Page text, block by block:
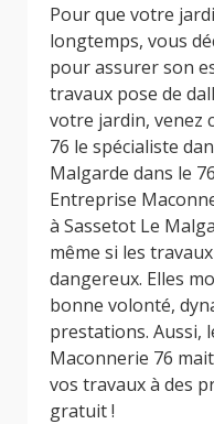
Pour que votre
longtemps, vous
pour assurer son
travaux pose de
votre jardin, venez
76 le spécialiste
Malgarde dans le
Entreprise
à Sassetot Le
même si les
dangereux. Elles
bonne volonté,
prestations. Aussi,
Maconnerie 76
vos travaux à des
gratuit !